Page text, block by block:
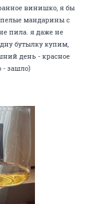
винишко, я бы
мандарины с
пила. я даже не
бутылку купим,
день - красное
- зашло)